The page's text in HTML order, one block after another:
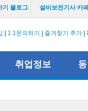
기 블로그 설비보전기사 카페
1:1문의하기 즐겨찾기 추가
취업정보